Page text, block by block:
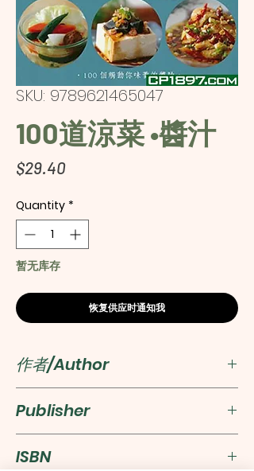
SKU: 9789621465047
100道涼菜 •醬汁
$29.40Price
Quantity *
暂无库存
恢复供应时通知我
作者/Author
Winnie 姐
Publisher
萬里機構‧Forms Kitchen
ISBN